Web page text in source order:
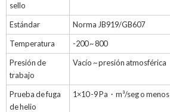
sello
Estándar
Norma JB919/GB607
Temperatura
-200 ~ 800
Presión de
trabajo
Vacío ~ presión atmosférica
Prueba de fuga
de helio
1×10 -9 Pa・m³/seg o menos